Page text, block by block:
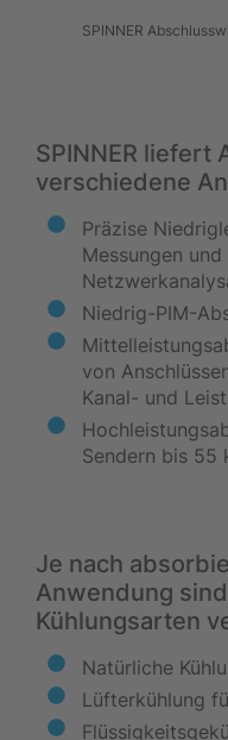
SPINNER
SPINNER liefert
verschiedene
Präzise
Messungen und
Niedrig-PIM-
von
Kanal- und
Sendern bis 55
Je nach
Anwendung
Kühlungsarten
Natürliche
Lüfterkühlung